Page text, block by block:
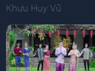
Khưu Huy Vũ